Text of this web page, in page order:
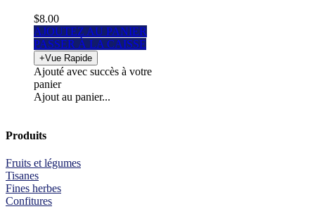
$8.00
AJOUTEZ AU PANIER
PASSER À LA CAISSE
Ajouté avec succès à votre
panier
Ajout au panier...
Produits
Fruits et légumes
Tisanes
Fines herbes
Confitures